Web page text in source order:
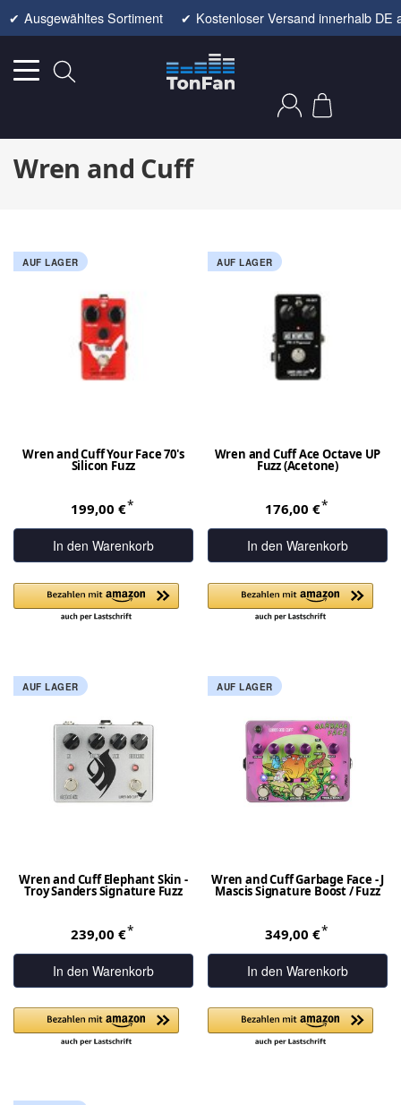
✔ Ausgewähltes Sortiment ✔ Kostenloser Versand innerhalb DE
Wren and Cuff
AUF LAGER
Wren and Cuff Your Face 70's
Silicon Fuzz
199,00 €*
In den Warenkorb
AUF LAGER
Wren and Cuff Ace Octave UP
Fuzz (Acetone)
176,00 €*
In den Warenkorb
AUF LAGER
Wren and Cuff Elephant Skin -
Troy Sanders Signature Fuzz
239,00 €*
In den Warenkorb
AUF LAGER
Wren and Cuff Garbage Face - J
Mascis Signature Boost / Fuzz
349,00 €*
In den Warenkorb